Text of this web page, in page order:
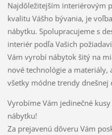
Najdôležitejším interiérovým
kvalitu Vášho bývania, je
nábytku. Spolupracujeme s
interiér podľa Vašich
Vám vyrobí nábytok šitý na
nové technológie a materiály,
všetky módne trendy dnešnej
Vyrobíme Vám jedinečné
nábytku!
Za prejavenú dôveru Vám